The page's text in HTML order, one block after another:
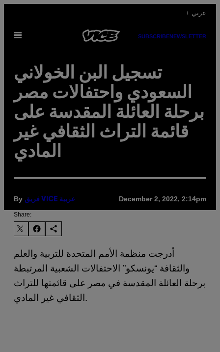
content
+ عربي
Open
SUBSCRIBENEWSLETTER
تسجيل البن الخولاني
السعودي واحتفالات مصر
برحلة العائلة المقدسة على
قائمة التراث الثقافي غير
المادي
By فريق VICE عربية December 2, 2022, 2:14pm
Share:
أدرجت منظمة الأمم المتحدة للتربية والعلم
والثقافة “يونسكو” الاحتفالات الشعبية المرتبطة
برحلة العائلة المقدسة في مصر على قائمتها للتراث
الثقافي غير المادي.